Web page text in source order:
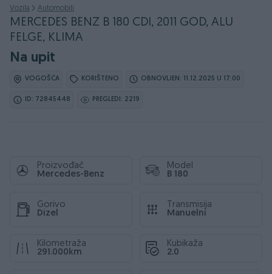
Vozila Automobili
MERCEDES BENZ B 180 CDI, 2011 GOD, ALU
FELGE, KLIMA
Na upit
VOGOŠĆA KORIŠTENO OBNOVLJEN: 11.12.2025 U 17:00
ID: 72845448 PREGLEDI: 2219
Proizvođač
Mercedes-Benz
Model
B 180
Gorivo
Dizel
Transmisija
Manuelni
Kilometraža
291.000km
Kubikaža
2.0